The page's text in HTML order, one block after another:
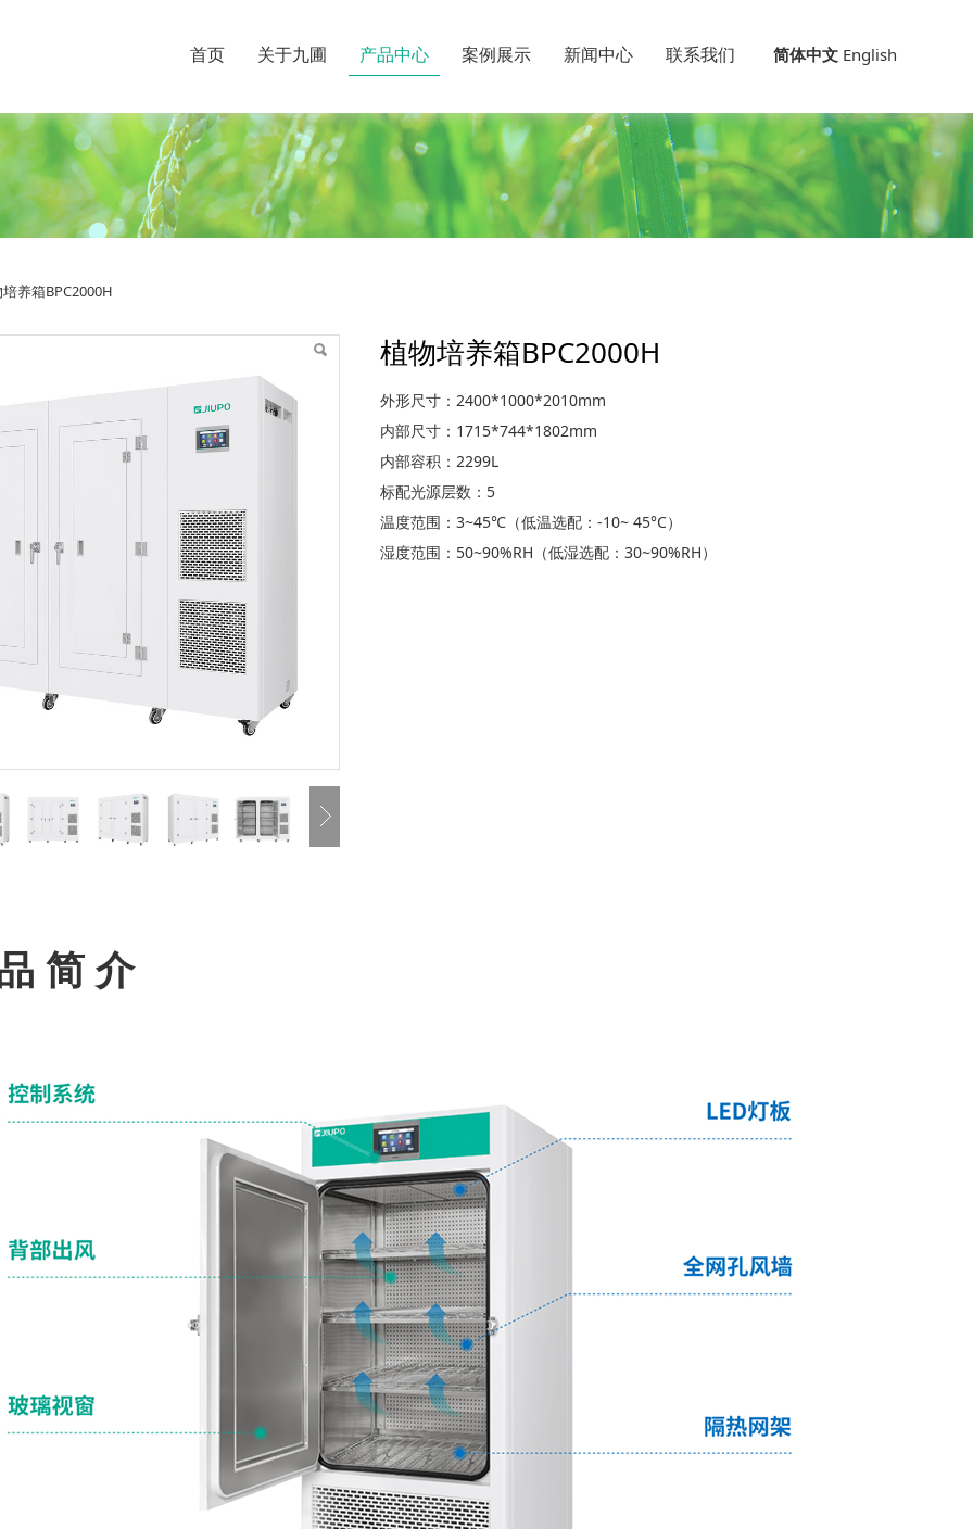
简体中文 English
首页 关于九圃 产品中心 案例展示 新闻中心 联系我们
养箱BPC2000H
植物培养箱BPC2000H
外形尺寸：2400*1000*2010mm
内部尺寸：1715*744*1802mm
内部容积：2299L
标配光源层数：5
温度范围：3~45℃（低温选配：-10~ 45°C）
湿度范围：50~90%RH（低湿选配：30~90%RH）
简 介